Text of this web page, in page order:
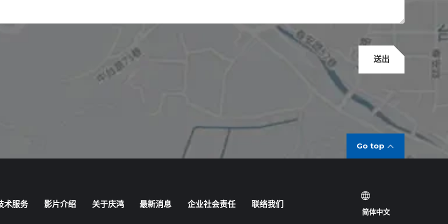
送出
Go top
术服务 影片介绍 关于庆鸿 最新消息 企业社会责任 联络我们
简体中文